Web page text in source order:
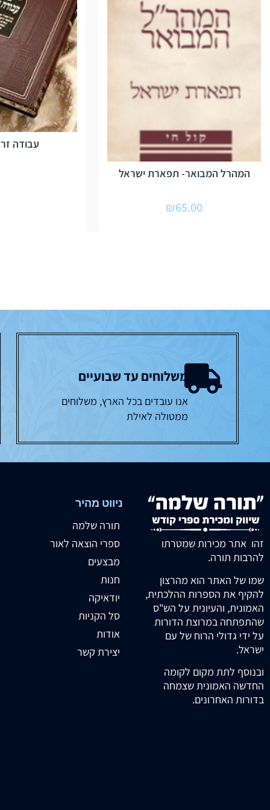
המהרל המבואר- תפארת ישראל
₪65.00
עבודה
משלוחים עד שבועיים
אנו עובדים בכל הארץ, משלוחים
ממטולה לאילת
זהו אתר מכירות שמטרתו
להרבות תורה.
שמו של האתר הוא מהרצון
להקיף את הספרות ההלכתית,
האמונית, והעיונית על הש"ס
שהתפתחה במרוצת הדורות
על ידי גדולי הרוח של עם
ישראל.
ובנוסף לתת מקום לקומה
החדשה האמונית שצמחה
בדורות האחרונים.
ניווט מהיר
תורה שלמה
ספרי הוצאה לאור
מבצעים
חנות
יודאיקה
סל הקניות
אודות
יצירת קשר